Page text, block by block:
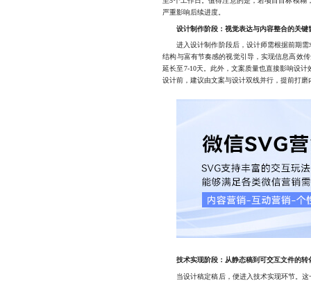
严重影响后续进度。
设计制作阶段：视觉表达与内容整合的关键
进入设计制作阶段后，设计师需根据前期需
结构与富有节奏感的视觉引导，实现信息高效
延长至7-10天。此外，文案质量也直接影响设
设计前，建议由文案与设计双线并行，提前打
技术实现阶段：从静态稿到可交互文件的转
当设计稿定稿后，便进入技术实现环节。这